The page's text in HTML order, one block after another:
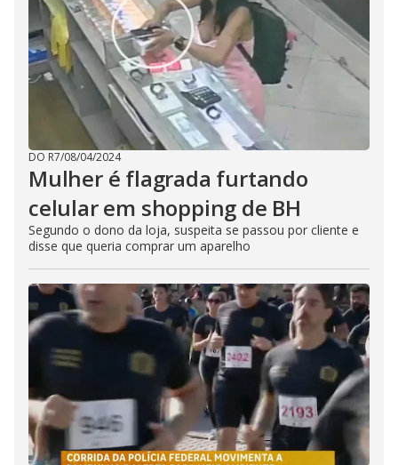
DO R7/08/04/2024
Mulher é flagrada furtando
celular em shopping de BH
Segundo o dono da loja, suspeita se passou por cliente e
disse que queria comprar um aparelho